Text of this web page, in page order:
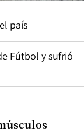
país
Fútbol y sufrió